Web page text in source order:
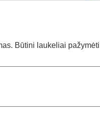
Būtini laukeliai